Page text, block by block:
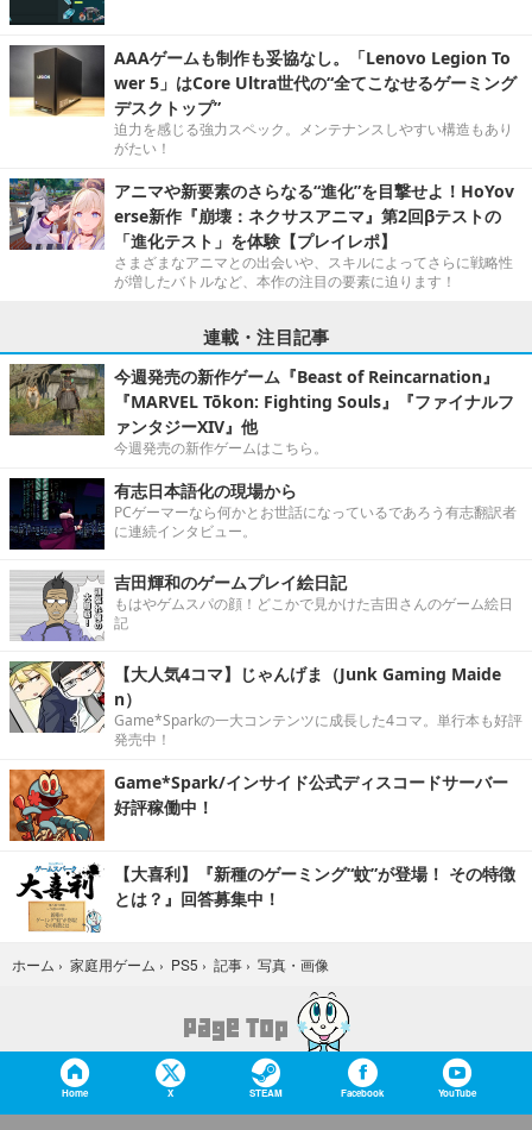
AAAゲームも制作も妥協なし。「Lenovo Legion To
wer 5」はCore Ultra世代の“全てこなせるゲーミング
デスクトップ”
迫力を感じる強力スペック。メンテナンスしやすい構造もあり
がたい！
アニマや新要素のさらなる“進化”を目撃せよ！HoYov
erse新作『崩壊：ネクサスアニマ』第2回βテストの
「進化テスト」を体験【プレイレポ】
さまざまなアニマとの出会いや、スキルによってさらに戦略性
が増したバトルなど、本作の注目の要素に迫ります！
連載・注目記事
今週発売の新作ゲーム『Beast of Reincarnation』
『MARVEL Tōkon: Fighting Souls』『ファイナルフ
ァンタジーXIV』他
今週発売の新作ゲームはこちら。
有志日本語化の現場から
PCゲーマーなら何かとお世話になっているであろう有志翻訳者
に連続インタビュー。
吉田輝和のゲームプレイ絵日記
もはやゲムスパの顔！どこかで見かけた吉田さんのゲーム絵日
記
【大人気4コマ】じゃんげま（Junk Gaming Maide
n）
Game*Sparkの一大コンテンツに成長した4コマ。単行本も好評
発売中！
Game*Spark/インサイド公式ディスコードサーバー
好評稼働中！
【大喜利】『新種のゲーミング“蚊”が登場！ その特徴
とは？』回答募集中！
ホーム › 家庭用ゲーム › PS5 › 記事 › 写真・画像
Home X STEAM Facebook YouTube